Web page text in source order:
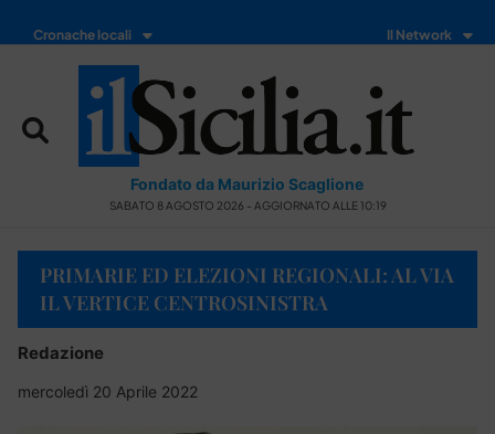
Cronache locali Il Network
Fondato da Maurizio Scaglione
SABATO 8 AGOSTO 2026 - AGGIORNATO ALLE 10:19
PRIMARIE ED ELEZIONI REGIONALI: AL VIA
IL VERTICE CENTROSINISTRA
Redazione
mercoledì 20 Aprile 2022